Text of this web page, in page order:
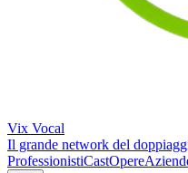
Vix Vocal
Il grande network del
ProfessionistiCastOpere